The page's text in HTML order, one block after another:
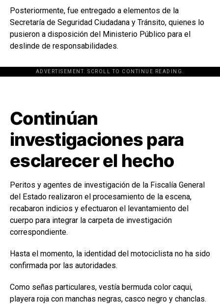
Posteriormente, fue entregado a elementos de la
Secretaría de Seguridad Ciudadana y Tránsito, quienes lo
pusieron a disposición del Ministerio Público para el
deslinde de responsabilidades.
ADVERTISEMENT. SCROLL TO CONTINUE READING.
[adsforwp id="243463"]
Continúan
investigaciones para
esclarecer el hecho
Peritos y agentes de investigación de la Fiscalía General
del Estado realizaron el procesamiento de la escena,
recabaron indicios y efectuaron el levantamiento del
cuerpo para integrar la carpeta de investigación
correspondiente.
Hasta el momento, la identidad del motociclista no ha sido
confirmada por las autoridades.
Como señas particulares, vestía bermuda color caqui,
playera roja con manchas negras, casco negro y chanclas.